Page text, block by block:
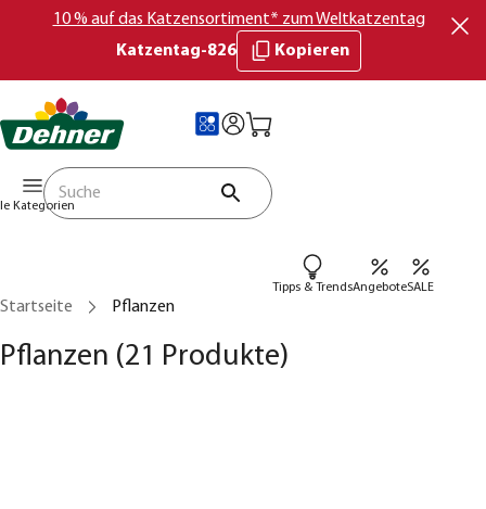
10 % auf das Katzensortiment* zum Weltkatzentag
Katzentag-826
Kopieren
Kategorien
Tipps & TrendsAngeboteSALE
Startseite Pflanzen
Pflanzen (21 Produkte)